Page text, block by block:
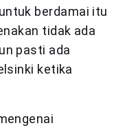
berdamai itu
tidak ada
pasti ada
ketika